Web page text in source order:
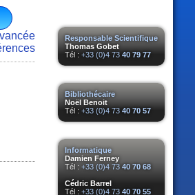
Responsable Scientifique
Thomas Gobet
Tél : +33 (0)4 73 40 79 77
Bibliothécaire
Noël Benoit
Tél : +33 (0)4 73 40 70 57
Informatique
Damien Ferney
Tél : +33 (0)4 73 40 70 68
Cédric Barrel
Tél : +33 (0)4 73 40 70 55